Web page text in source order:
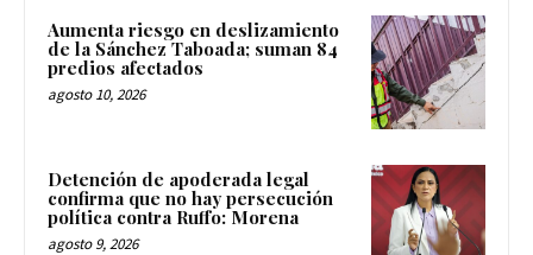
Aumenta riesgo en deslizamiento
de la Sánchez Taboada; suman 84
predios afectados
agosto 10, 2026
Detención de apoderada legal
confirma que no hay persecución
política contra Ruffo: Morena
agosto 9, 2026